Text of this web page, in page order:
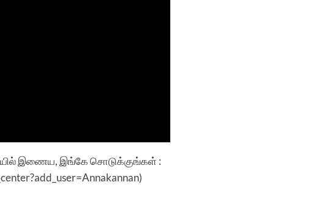
இணைய, இங்கே சொடுக்குங்கள் :
)